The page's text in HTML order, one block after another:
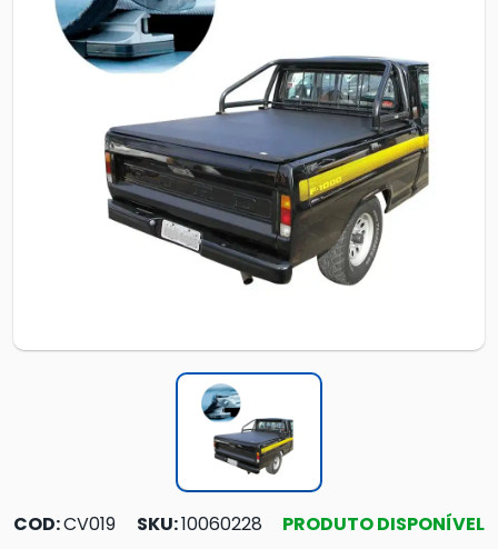
COD:CV019 SKU:10060228 PRODUTO DISPONÍVEL